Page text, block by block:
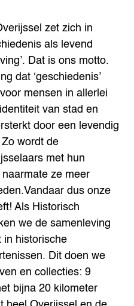
zet zich in
als levend
Dat is ons motto.
dat ‘geschiedenis’
mensen in allerlei
van stad en
door een levendig
wordt de
met hun
ze meer
dus onze
Als Historisch
we de samenleving
historische
Dit doen we
en collecties: 9
bijna 20 kilometer